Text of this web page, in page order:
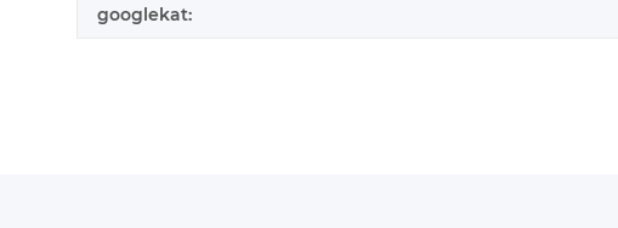
googlekat: